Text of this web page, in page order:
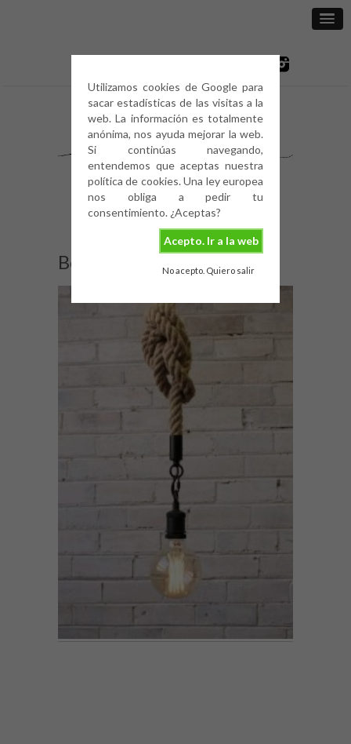
Utilizamos cookies de Google para
sacar estadísticas de las visitas a la
web. La información es totalmente
anónima, nos ayuda mejorar la web.
Si continúas navegando,
entendemos que aceptas nuestra
política de cookies. Una ley europea
nos obliga a pedir tu
consentimiento. ¿Aceptas?
Acepto. Ir a la web
No acepto. Quiero salir
Bombillas edison (8)